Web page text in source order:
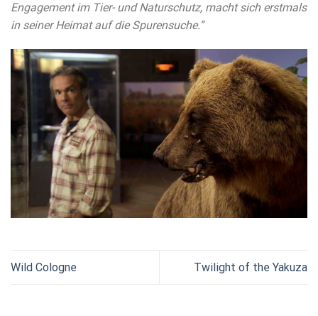
Engagement im Tier- und Naturschutz, macht sich erstmals
in seiner Heimat auf die Spurensuche.”
Wild Cologne Twilight of the Yakuza